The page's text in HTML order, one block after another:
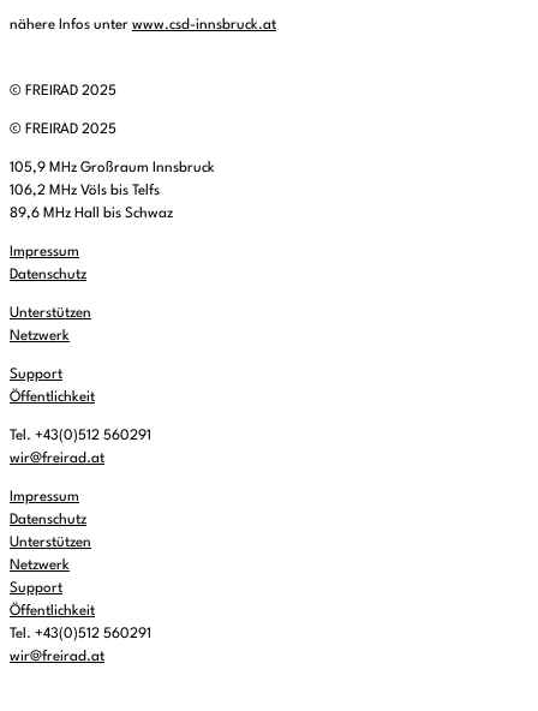
nähere Infos unter www.csd-innsbruck.at
© FREIRAD 2025
© FREIRAD 2025
105,9 MHz Großraum Innsbruck
106,2 MHz Völs bis Telfs
89,6 MHz Hall bis Schwaz
Impressum
Datenschutz
Unterstützen
Netzwerk
Support
Öffentlichkeit
Tel. +43(0)512 560291
wir@freirad.at
Impressum
Datenschutz
Unterstützen
Netzwerk
Support
Öffentlichkeit
Tel. +43(0)512 560291
wir@freirad.at